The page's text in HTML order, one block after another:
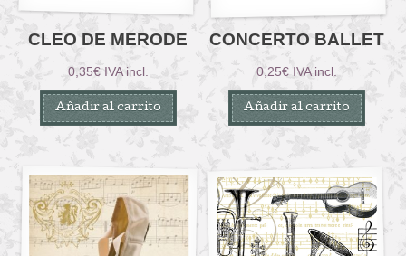
CLEO DE MERODE
0,35€ IVA incl.
Añadir al carrito
CONCERTO BALLET
0,25€ IVA incl.
Añadir al carrito